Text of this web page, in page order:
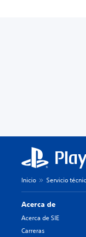
Inicio Servicio
Acerca de
Acerca de SIE
Carreras